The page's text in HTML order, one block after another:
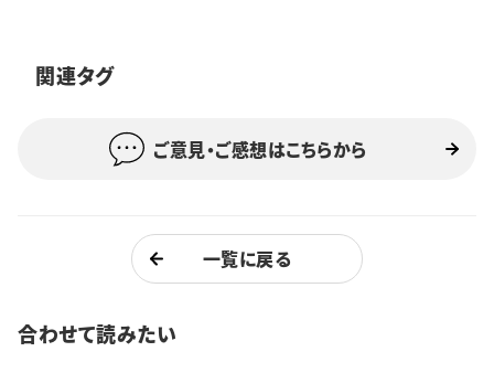
イベント
購読 日大文芸賞
関連タグ
ご意見・ご感想はこちらから
一覧に戻る
合わせて読みたい